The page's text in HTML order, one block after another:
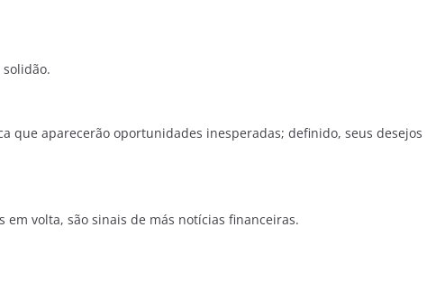
que aparecerão oportunidades inesperadas; definido, seus desejos
em volta, são sinais de más notícias financeiras.